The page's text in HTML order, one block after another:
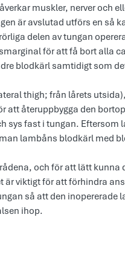
muskler, nerver och
är avslutad utförs en så
delen av tungan
för att få bort alla
blodkärl samtidigt som
thigh; från lårets
återuppbygga den
sys fast i tungan. Eftersom
lambåns blodkärl med
och för att lätt kunna
är viktigt för att förhindra
så att den inopererade
ihop.